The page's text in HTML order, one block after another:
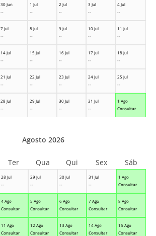
30 Jun
--
1 Jul
--
2 Jul
--
3 Jul
--
4 Jul
--
7 Jul
--
8 Jul
--
9 Jul
--
10 Jul
--
11 Jul
--
14 Jul
--
15 Jul
--
16 Jul
--
17 Jul
--
18 Jul
--
21 Jul
--
22 Jul
--
23 Jul
--
24 Jul
--
25 Jul
--
28 Jul
--
29 Jul
--
30 Jul
--
31 Jul
--
1 Ago
Consultar
28 Jul
--
29 Jul
--
30 Jul
--
31 Jul
--
1 Ago
Consultar
4 Ago
Consultar
5 Ago
Consultar
6 Ago
Consultar
7 Ago
Consultar
8 Ago
Consultar
11 Ago
Consultar
12 Ago
Consultar
13 Ago
Consultar
14 Ago
Consultar
15 Ago
Consultar
Agosto 2026
Ter Qua Qui Sex Sáb